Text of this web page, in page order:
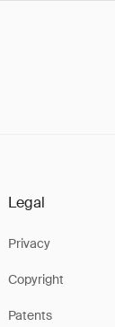
Legal
Privacy
Copyright
Patents